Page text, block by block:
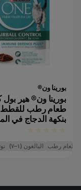
بورينا ون®
بورينا ون® هير بول
طعام رطب للقطط
طعام رطب البالغون (١–٧)